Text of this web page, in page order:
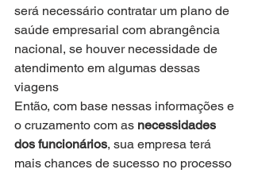
será necessário contratar um plano de
saúde empresarial com abrangência
nacional, se houver necessidade de
atendimento em algumas dessas
viagens
Então, com base nessas informações e
o cruzamento com as necessidades
dos funcionários, sua empresa terá
mais chances de sucesso no processo